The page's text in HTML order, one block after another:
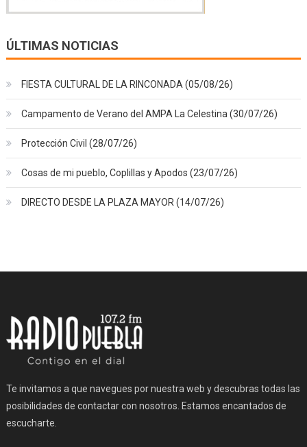
ÚLTIMAS NOTICIAS
FIESTA CULTURAL DE LA RINCONADA (05/08/26)
Campamento de Verano del AMPA La Celestina (30/07/26)
Protección Civil (28/07/26)
Cosas de mi pueblo, Coplillas y Apodos (23/07/26)
DIRECTO DESDE LA PLAZA MAYOR (14/07/26)
Te invitamos a que navegues por nuestra web y descubras todas las
posibilidades de contactar con nosotros. Estamos encantados de
escucharte.